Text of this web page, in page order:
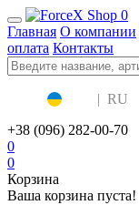
0
Главная О компании
оплата Контакты
| RU
+38 (096) 282-00-70
0
0
Корзина
Ваша корзина пуста!